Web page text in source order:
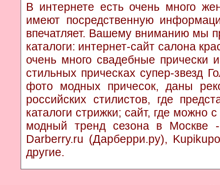
В интернете есть очень много
имеют посредственную
впечатляет. Вашему вниманию мы
каталоги: интернет-сайт салона
очень много свадебные прически
стильных прическах супер-звезд
фото модных причесок, даны
российских стилистов, где
каталоги стрижки; сайт, где можно
модный тренд сезона в Москве -
Darberry.ru (Дарберри.ру),
другие.